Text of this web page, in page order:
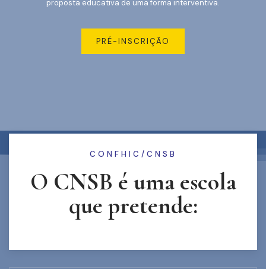
proposta educativa de uma forma interventiva.
PRÉ-INSCRIÇÃO
CONFHIC/CNSB
O CNSB é uma escola
que pretende: